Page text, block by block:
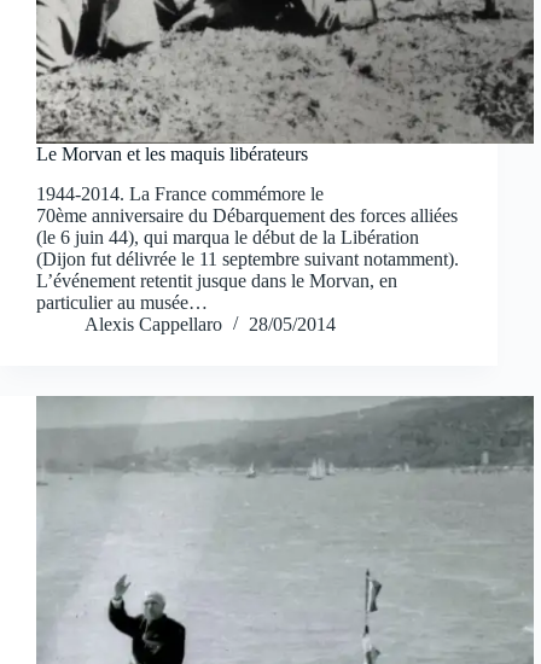
Le Morvan et les maquis libérateurs
1944-2014. La France commémore le
70ème anniversaire du Débarquement des forces alliées
(le 6 juin 44), qui marqua le début de la Libération
(Dijon fut délivrée le 11 septembre suivant notamment).
L’événement retentit jusque dans le Morvan, en
particulier au musée…
Alexis Cappellaro
28/05/2014